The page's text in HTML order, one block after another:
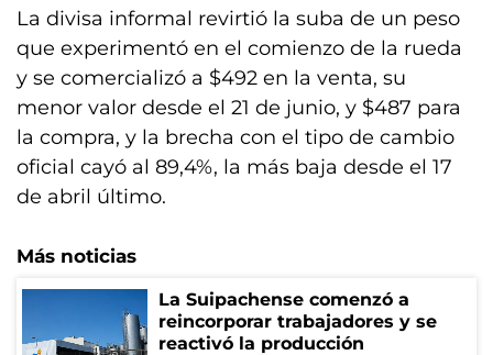
La divisa informal revirtió la suba de un peso
que experimentó en el comienzo de la rueda
y se comercializó a $492 en la venta, su
menor valor desde el 21 de junio, y $487 para
la compra, y la brecha con el tipo de cambio
oficial cayó al 89,4%, la más baja desde el 17
de abril último.
Más noticias
La Suipachense comenzó a
reincorporar trabajadores y se
reactivó la producción